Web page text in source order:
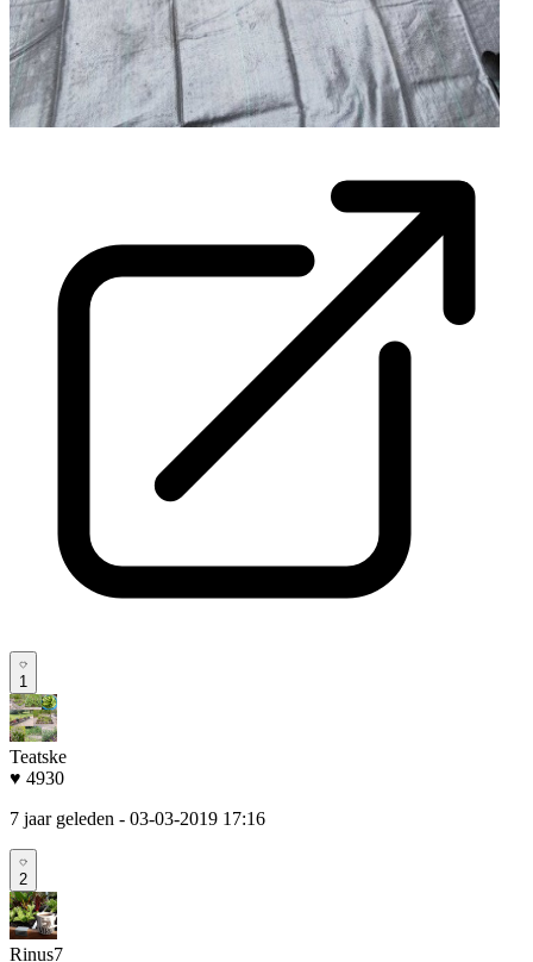
1
Teatske
♥ 4930
7 jaar geleden - 03-03-2019 17:16
2
Rinus7